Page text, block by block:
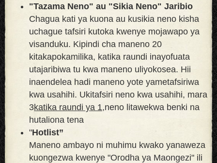
"Tazama Neno" au "Sikia Neno" Jaribio
Chagua kati ya kuona au kusikia neno kisha
uchague tafsiri kutoka kwenye mojawapo ya
visanduku. Kipindi cha maneno 20
kitakapokamilika, katika raundi inayofuata
utajaribiwa tu kwa maneno uliyokosea. Hii
inaendelea hadi maneno yote yametafsiriwa
kwa usahihi. Ukitafsiri neno kwa usahihi, mara
3katika raundi ya 1,neno litawekwa benki na
hutaliona tena
"Hotlist”
Maneno ambayo ni muhimu kwako yanaweza
kuongezwa kwenye "Orodha ya Maongezi" ili